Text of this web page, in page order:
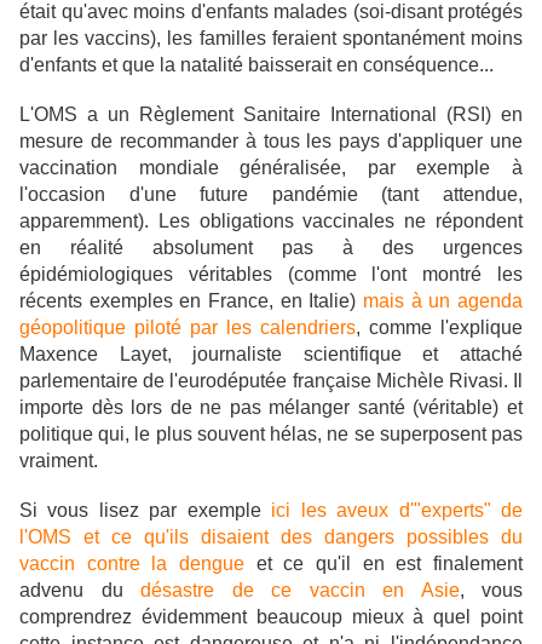
était qu'avec moins d'enfants malades (soi-disant protégés
par les vaccins), les familles feraient spontanément moins
d'enfants et que la natalité baisserait en conséquence...
L'OMS a un Règlement Sanitaire International (RSI) en
mesure de recommander à tous les pays d'appliquer une
vaccination mondiale généralisée, par exemple à
l'occasion d'une future pandémie (tant attendue,
apparemment). Les obligations vaccinales ne répondent
en réalité absolument pas à des urgences
épidémiologiques véritables (comme l'ont montré les
récents exemples en France, en Italie) mais à un agenda
géopolitique piloté par les calendriers, comme l'explique
Maxence Layet, journaliste scientifique et attaché
parlementaire de l'eurodéputée française Michèle Rivasi. Il
importe dès lors de ne pas mélanger santé (véritable) et
politique qui, le plus souvent hélas, ne se superposent pas
vraiment.
Si vous lisez par exemple ici les aveux d'"experts" de
l'OMS et ce qu'ils disaient des dangers possibles du
vaccin contre la dengue et ce qu'il en est finalement
advenu du désastre de ce vaccin en Asie, vous
comprendrez évidemment beaucoup mieux à quel point